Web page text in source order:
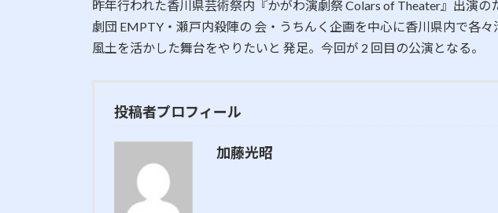
昨年行われた香川県芸術祭内『かがわ演劇祭 Colars of Theater』出演の
劇団 EMPTY・瀬戸内殺陣の 会・うちんく企画を中心に香川県内で各々
風土を活かした舞台をやりたいと 発足。今回が 2 回目の公演となる。
投稿者プロフィール
加藤光昭